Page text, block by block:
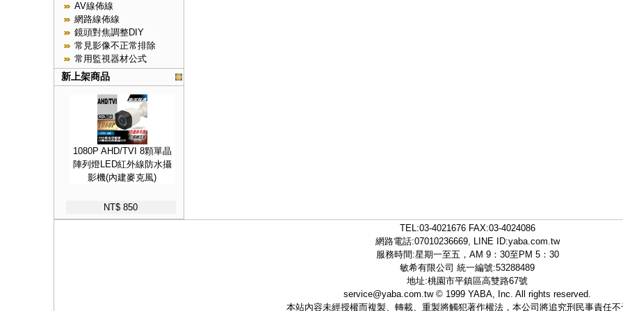
AV線佈線
網路線佈線
鏡頭對焦調整DIY
常見影像不正常排除
常用監視器材公式
新上架商品
1080P AHD/TVI 8顆單晶
陣列燈LED紅外線防水攝
影機(內建麥克風)
NT$ 850
TEL:03-4021676FAX:03-4024086
網路電話:07010236669, LINE ID:yaba.com.tw
服務時間:星期一至五，AM 9：30至PM 5：30
敏希有限公司 統一編號:53288489
地址:桃園市平鎮區高雙路67號
service@yaba.com.tw© 1999 YABA, Inc. All rights reserved.
本站內容未經授權而複製、轉載、重製將觸犯著作權法，本公司將追究刑民事責任不